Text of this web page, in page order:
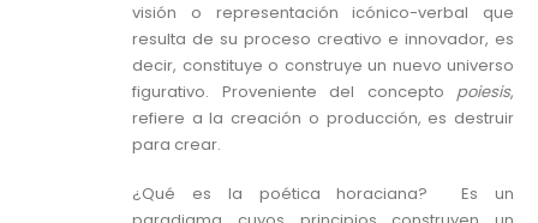
visión o representación icónico-verbal que
resulta de su proceso creativo e innovador, es
decir, constituye o construye un nuevo universo
figurativo. Proveniente del concepto poiesis,
refiere a la creación o producción, es destruir
para crear.
¿Qué es la poética horaciana? Es un